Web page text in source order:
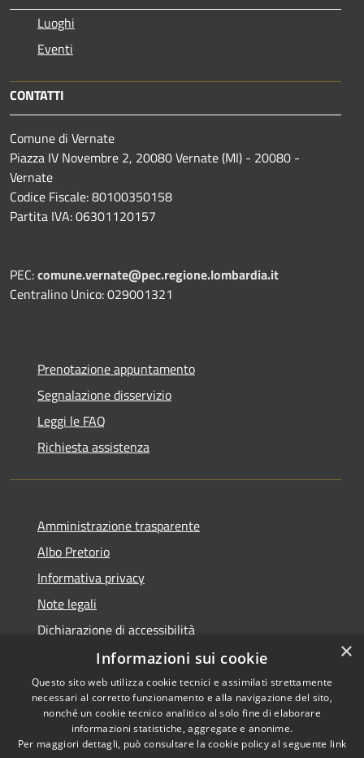
Luoghi
Eventi
CONTATTI
Comune di Vernate
Piazza IV Novembre 2, 20080 Vernate (MI) - 20080 -
Vernate
Codice Fiscale: 80100350158
Partita IVA: 06301120157
PEC:comune.vernate@pec.regione.lombardia.it
Centralino Unico: 029001321
Prenotazione appuntamento
Segnalazione disservizio
Leggi le FAQ
Richiesta assistenza
Amministrazione trasparente
Albo Pretorio
Informativa privacy
Note legali
Dichiarazione di accessibilità
Accessibilità
Privacy
×
Informazioni sui cookie
Questo sito web utilizza cookie tecnici e assimilati strettamente
necessari al corretto funzionamento e alla navigazione del sito,
nonché un cookie tecnico analitico al solo fine di elaborare
informazioni statistiche, aggregate e anonime.
Per maggiori dettagli, può consultare la cookie policy al seguente link